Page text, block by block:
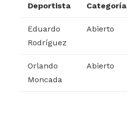
Deportista Categoría
Eduardo
Rodríguez
Abierto
Orlando
Moncada
Abierto